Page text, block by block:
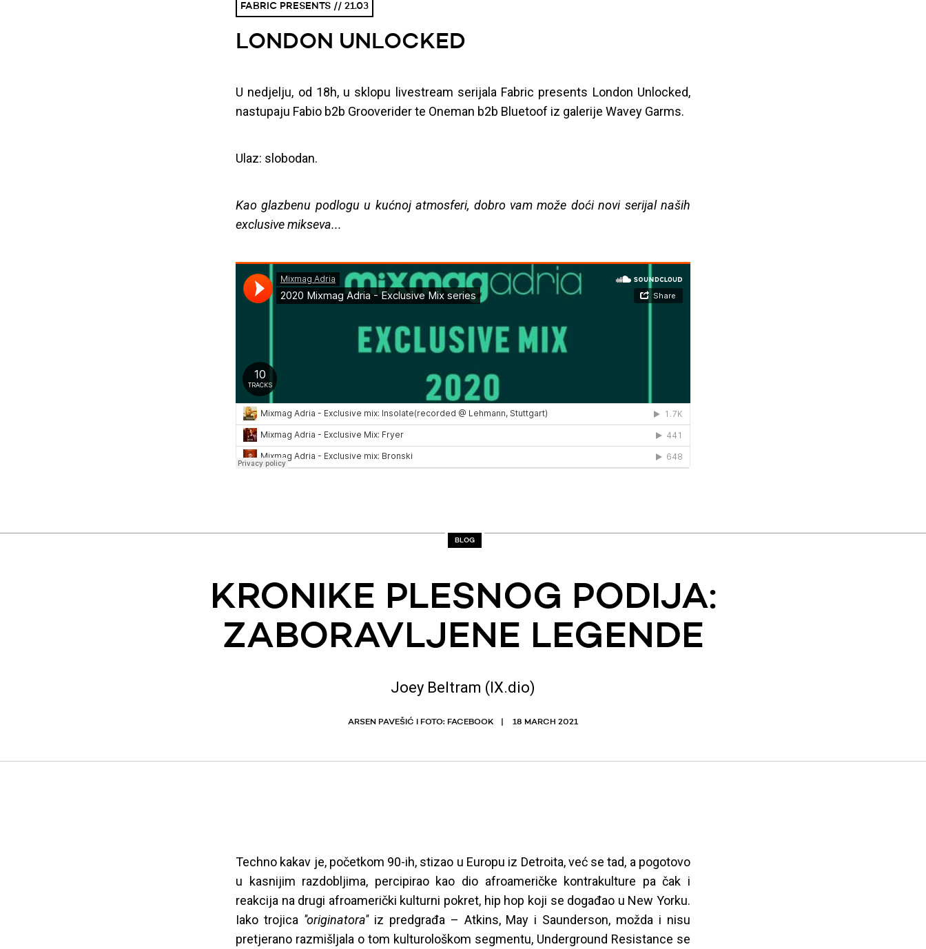
FABRIC PRESENTS // 21.03
LONDON UNLOCKED
U nedjelju, od 18h, u sklopu livestream serijala Fabric presents London Unlocked,
nastupaju Fabio b2b Grooverider te Oneman b2b Bluetoof iz galerije Wavey Garms.
Ulaz: slobodan.
Kao glazbenu podlogu u kućnoj atmosferi, dobro vam može doći novi serijal naših
exclusive mikseva...
BLOG
KRONIKE PLESNOG PODIJA:
ZABORAVLJENE LEGENDE
Joey Beltram (IX.dio)
ARSEN PAVEŠIĆ I FOTO: FACEBOOK 18 MARCH 2021
Techno kakav je, početkom 90-ih, stizao u Europu iz Detroita, već se tad, a pogotovo
u kasnijim razdobljima, percipirao kao dio afroameričke kontrakulture pa čak i
reakcija na drugi afroamerički kulturni pokret, hip hop koji se događao u New Yorku.
Iako trojica ''originatora''iz predgrađa – Atkins, May i Saunderson, možda i nisu
pretjerano razmišljala o tom kulturološkom segmentu, Underground Resistance se